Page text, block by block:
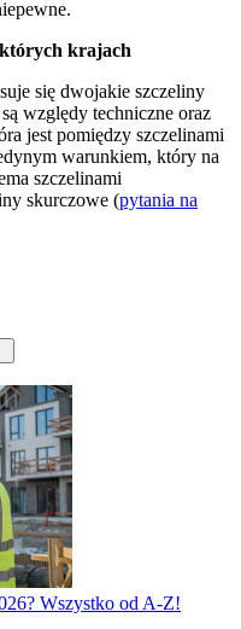
krajach
się dwojakie szczeliny
względy techniczne oraz
jest pomiędzy szczelinami
warunkiem, który na
szczelinami
skurczowe (pytania na
Wszystko od A-Z!